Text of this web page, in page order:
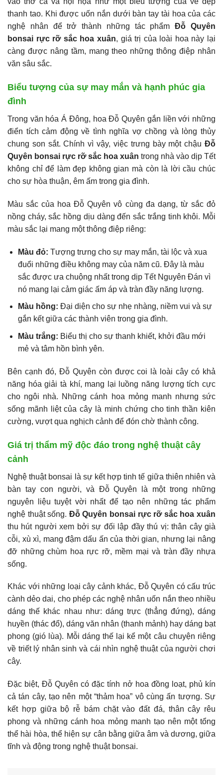
thanh tao. Khi được uốn nắn dưới bàn tay tài hoa của các
nghệ nhân để trở thành những tác phẩmĐỗ Quyên
bonsai rực rỡ sắc hoa xuân, giá trị của loài hoa này lại
càng được nâng tầm, mang theo những thông điệp nhân
văn sâu sắc.
Biểu tượng của sự may mắn và hạnh phúc gia
đình
Trong văn hóa Á Đông, hoa Đỗ Quyên gắn liền với những
điển tích cảm động về tình nghĩa vợ chồng và lòng thủy
chung son sắt. Chính vì vậy, việc trưng bày một chậu Đỗ
Quyên bonsai rực rỡ sắc hoa xuân trong nhà vào dịp Tết
không chỉ để làm đẹp không gian mà còn là lời cầu chúc
cho sự hòa thuận, êm ấm trong gia đình.
Màu sắc của hoa Đỗ Quyên vô cùng đa dạng, từ sắc đỏ
nồng cháy, sắc hồng dịu dàng đến sắc trắng tinh khôi. Mỗi
màu sắc lại mang một thông điệp riêng:
Màu đỏ: Tượng trưng cho sự may mắn, tài lộc và xua
đuổi những điều không may của năm cũ. Đây là màu
sắc được ưa chuộng nhất trong dịp Tết Nguyên Đán vì
nó mang lại cảm giác ấm áp và tràn đầy năng lượng.
Màu hồng: Đại diện cho sự nhẹ nhàng, niềm vui và sự
gắn kết giữa các thành viên trong gia đình.
Màu trắng: Biểu thị cho sự thanh khiết, khởi đầu mới
mẻ và tâm hồn bình yên.
Bên cạnh đó, Đỗ Quyên còn được coi là loài cây có khả
năng hóa giải tà khí, mang lại luồng năng lượng tích cực
cho ngôi nhà. Những cánh hoa mỏng manh nhưng sức
sống mãnh liệt của cây là minh chứng cho tinh thần kiên
cường, vượt qua nghịch cảnh để đón chờ thành công.
Giá trị thẩm mỹ độc đáo trong nghệ thuật cây
cảnh
Nghệ thuật bonsai là sự kết hợp tinh tế giữa thiên nhiên và
bàn tay con người, và Đỗ Quyên là một trong những
nguyên liệu tuyệt vời nhất để tạo nên những tác phẩm
nghệ thuật sống. Đỗ Quyên bonsai rực rỡ sắc hoa xuân
thu hút người xem bởi sự đối lập đầy thú vị: thân cây già
cỗi, xù xì, mang đậm dấu ấn của thời gian, nhưng lại nâng
đỡ những chùm hoa rực rỡ, mềm mại và tràn đầy nhựa
sống.
Khác với những loại cây cảnh khác, Đỗ Quyên có cấu trúc
cành dẻo dai, cho phép các nghệ nhân uốn nắn theo nhiều
dáng thế khác nhau như: dáng trực (thẳng đứng), dáng
huyền (thác đổ), dáng văn nhân (thanh mảnh) hay dáng bạt
phong (gió lùa). Mỗi dáng thế lại kể một câu chuyện riêng
về triết lý nhân sinh và cái nhìn nghệ thuật của người chơi
cây.
Đặc biệt, Đỗ Quyên có đặc tính nở hoa đồng loạt, phủ kín
cả tán cây, tạo nên một “thảm hoa” vô cùng ấn tượng. Sự
kết hợp giữa bộ rễ bám chặt vào đất đá, thân cây rêu
phong và những cánh hoa mỏng manh tạo nên một tổng
thể hài hòa, thể hiện sự cân bằng giữa âm và dương, giữa
tĩnh và động trong nghệ thuật bonsai.